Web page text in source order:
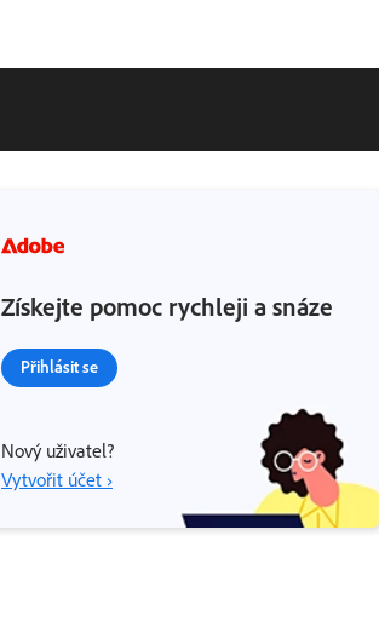
Získejte pomoc rychleji a snáze
Přihlásit se
Nový uživatel?
Vytvořit účet ›